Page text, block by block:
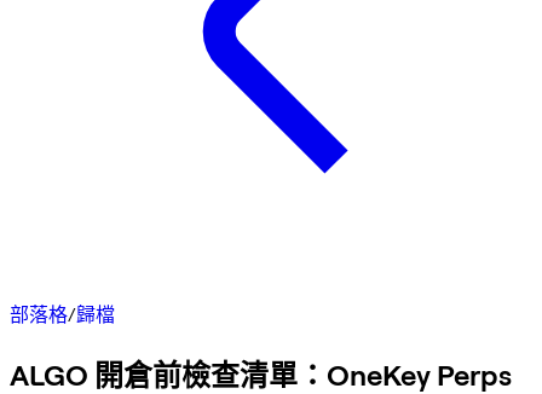
部落格/歸檔
ALGO 開倉前檢查清單：OneKey Perps